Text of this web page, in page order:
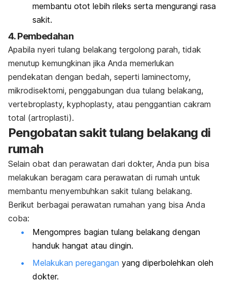
membantu otot lebih rileks serta mengurangi rasa
sakit.
4. Pembedahan
Apabila nyeri tulang belakang tergolong parah, tidak
menutup kemungkinan jika Anda memerlukan
pendekatan dengan bedah, seperti laminectomy,
mikrodisektomi, penggabungan dua tulang belakang,
vertebroplasty, kyphoplasty, atau penggantian cakram
total (artroplasti).
Pengobatan sakit tulang belakang di
rumah
Selain obat dan perawatan dari dokter, Anda pun bisa
melakukan beragam cara perawatan di rumah untuk
membantu menyembuhkan sakit tulang belakang.
Berikut berbagai perawatan rumahan yang bisa Anda
coba:
Mengompres bagian tulang belakang dengan
handuk hangat atau dingin.
Melakukan peregangan yang diperbolehkan oleh
dokter.